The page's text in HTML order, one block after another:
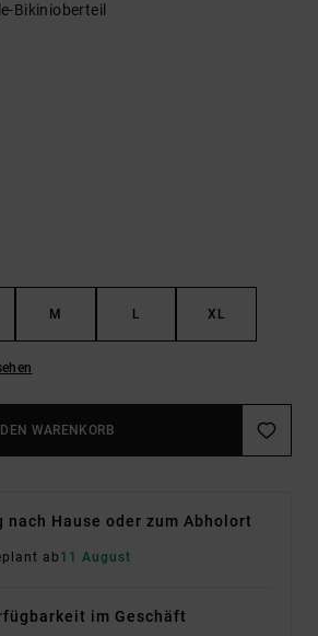
Bikinioberteil
M L XL
DEN WARENKORB
nach Hause oder zum Abholort
ab 11 August
im Geschäft